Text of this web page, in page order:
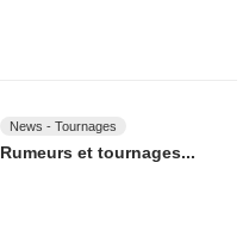
News - Tournages
Rumeurs et tournages...